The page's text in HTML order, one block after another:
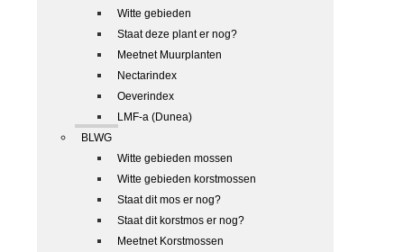
Witte gebieden
Staat deze plant er nog?
Meetnet Muurplanten
Nectarindex
Oeverindex
LMF-a (Dunea)
BLWG
Witte gebieden mossen
Witte gebieden korstmossen
Staat dit mos er nog?
Staat dit korstmos er nog?
Meetnet Korstmossen